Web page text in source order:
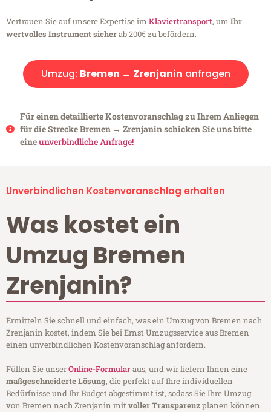
Vertrauen Sie auf unsere Expertise im Klaviertransport, um Ihr
wertvolles Instrument sicherab 200€ zu befördern.
Umzug: Bremen → Zrenjanin anfragen
Für einen detaillierte Kostenvoranschlag zu Ihrem Anliegen
für die Strecke Bremen → Zrenjanin schicken Sie uns bitte
eineunverbindliche Anfrage!
Unverbindlichen Kostenvoranschlag erhalten
Was kostet ein
Umzug Bremen
Zrenjanin?
Ermitteln Sie schnell und einfach, was ein Umzug von Bremen nach
Zrenjanin kostet, indem Sie bei Ernst Umzugsservice aus Bremen
einen unverbindlichen Kostenvoranschlag anfordern.
Füllen Sie unserOnline-Formularaus, und wir liefern Ihnen eine
maßgeschneiderte Lösung, die perfekt auf Ihre individuellen
Bedürfnisse und Ihr Budget abgestimmt ist, sodass Sie Ihre Umzug
von Bremen nach Zrenjanin mitvoller Transparenzplanen können.